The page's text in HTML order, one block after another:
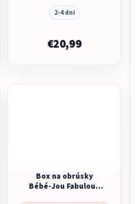
2-4 dni
€20,99
Box na obrúsky
Bébé-Jou Fabulous